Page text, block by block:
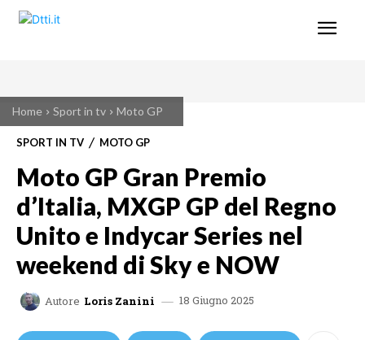
Home Sport in tv Moto GP
SPORT IN TV MOTO GP
Moto GP Gran Premio
d’Italia, MXGP GP del Regno
Unito e Indycar Series nel
weekend di Sky e NOW
Autore Loris Zanini 18 Giugno 2025